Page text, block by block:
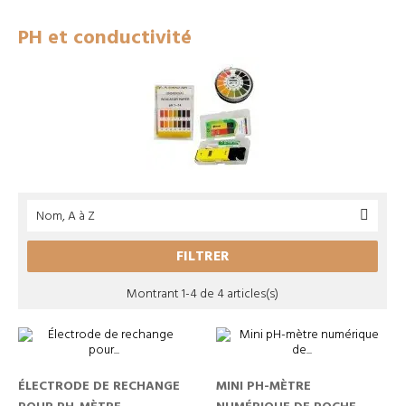
PH et conductivité
Nom, A à Z 
FILTRER
Montrant 1-4 de 4 articles(s)
ÉLECTRODE DE RECHANGE
MINI PH-MÈTRE